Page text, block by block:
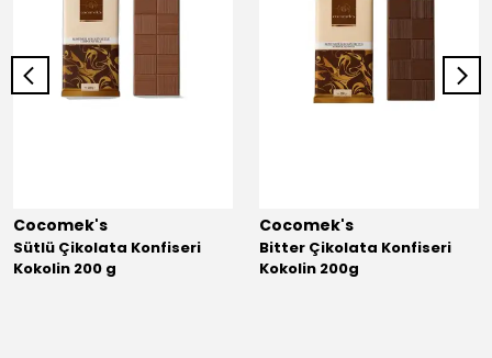
Cocomek's
Sütlü Çikolata Konfiseri
Kokolin 200 g
Cocomek's
Bitter Çikolata Konfiseri
Kokolin 200g